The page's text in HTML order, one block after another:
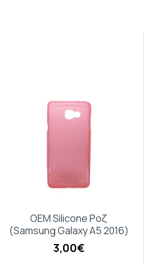
OEM Silicone Ροζ
(Samsung Galaxy A5 2016)
3,00€